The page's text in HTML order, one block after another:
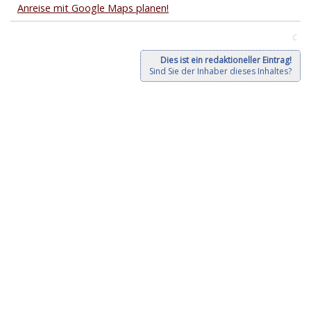
Anreise mit Google Maps planen!
C
Dies ist ein redaktioneller Eintrag!
Sind Sie der Inhaber dieses Inhaltes?